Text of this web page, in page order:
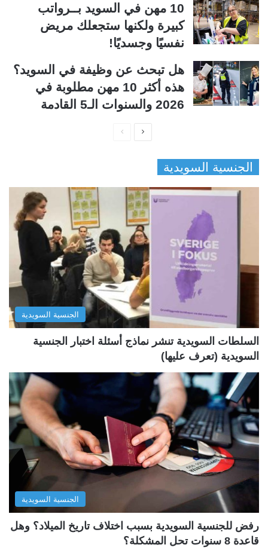
10 مهن في السويد بــرواتب
كبيرة ولكنها ستجعلك مريض
نفسيًا وجسديًا!
هل تبحث عن وظيفة في السويد؟
هذه أكثر 10 مهن مطلوبة في
2026 والسنوات الـ5 القادمة
ا
س
ا
ب
ق
ة
ح
ة
ا
ل
ت
ا
ل
ي
الجنسية السويدية
الجنسية السويدية
السلطات السويدية تنشر نماذج أسئلة اختبار الجنسية
السويدية (تعرف عليها)
الجنسية السويدية
رفض للجنسية السويدية بسبب اختلاف تاريخ الميلاد؟ وهل
قاعدة 8 سنوات تحل المشكلة؟